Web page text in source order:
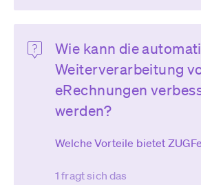
Wie kann die
Weiterverarbeitung
eRechnungen
werden?
Welche Vorteile bietet
1 fragt sich das